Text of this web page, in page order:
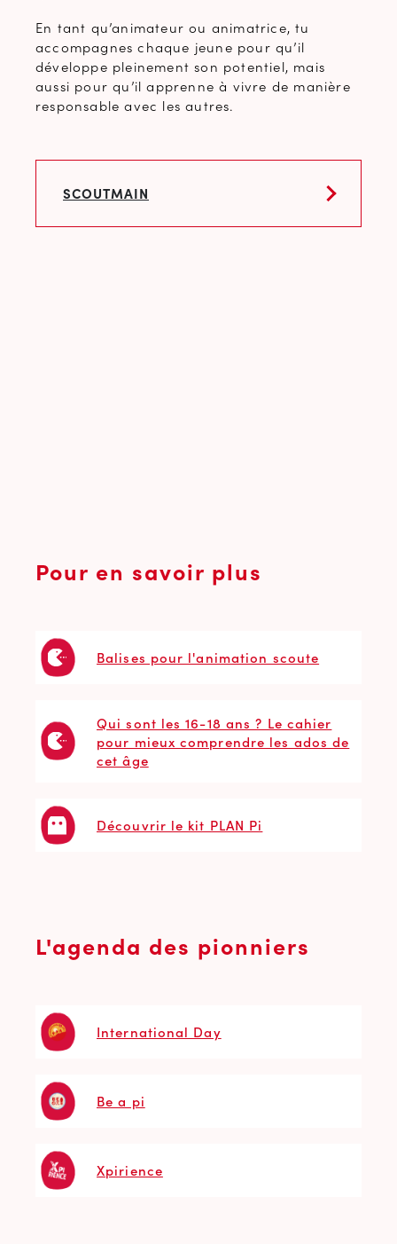
En tant qu’animateur ou animatrice, tu
accompagnes chaque jeune pour qu’il
développe pleinement son potentiel, mais
aussi pour qu’il apprenne à vivre de manière
responsable avec les autres.
SCOUTMAIN
Pour en savoir plus
Balises pour l'animation scoute
Qui sont les 16-18 ans ? Le cahier
pour mieux comprendre les ados de
cet âge
Découvrir le kit PLAN Pi
L'agenda des pionniers
International Day
Be a pi
Xpirience